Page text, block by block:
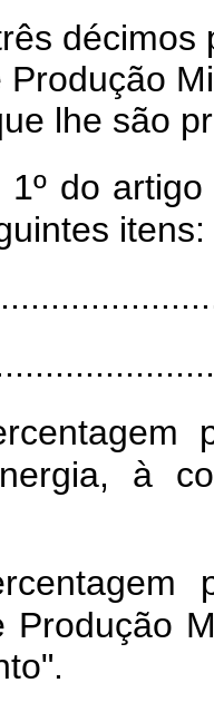
décimos
Produção
lhe são
do
itens:
à
Produção